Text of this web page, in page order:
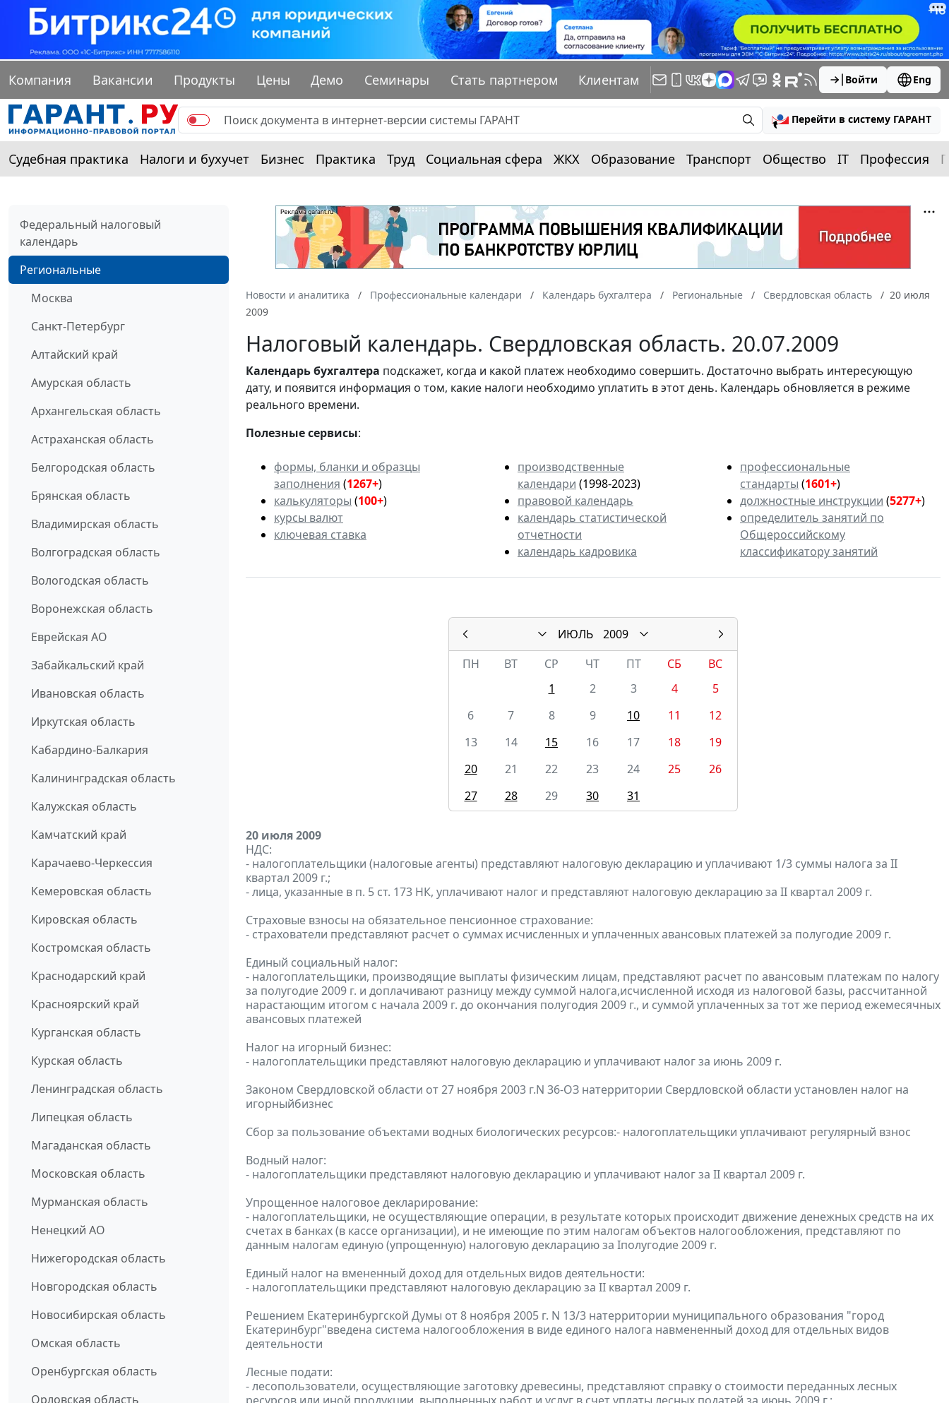
Компания Вакансии Продукты Цены Демо Семинары Стать партнером Клиентам Войти Eng
Перейти в систему ГАРАНТ
Судебная практика Налоги и бухучет Бизнес Практика Труд Социальная сфера ЖКХ Образование Транспорт Общество IT Профессия
Федеральный налоговый
календарь
Региональные
Москва
Санкт-Петербург
Алтайский край
Амурская область
Архангельская область
Астраханская область
Белгородская область
Брянская область
Владимирская область
Волгоградская область
Вологодская область
Воронежская область
Еврейская АО
Забайкальский край
Ивановская область
Иркутская область
Кабардино-Балкария
Калининградская область
Калужская область
Камчатский край
Карачаево-Черкессия
Кемеровская область
Кировская область
Костромская область
Краснодарский край
Красноярский край
Курганская область
Курская область
Ленинградская область
Липецкая область
Магаданская область
Московская область
Мурманская область
Ненецкий АО
Нижегородская область
Новгородская область
Новосибирская область
Омская область
Оренбургская область
Орловская область
Новости и аналитика Профессиональные календари Календарь бухгалтера Региональные Свердловская область
20 июля
2009
Налоговый календарь. Свердловская область. 20.07.2009
Календарьбухгалтера подскажет, когда и какой платеж необходимо совершить. Достаточно выбрать интересующую
дату, и появится информация о том, какие налоги необходимо уплатить в этот день. Календарь обновляется в режиме
реального времени.
Полезные сервисы:
формы, бланки и образцы
заполнения (1267+)
калькуляторы (100+)
курсы валют
ключевая ставка
производственные
календари (1998-2023)
правовой календарь
календарь статистической
отчетности
календарь кадровика
профессиональные
стандарты (1601+)
должностные инструкции (5277+)
определитель занятий по
Общероссийскому
классификатору занятий
ИЮЛЬ
2009
ПН
ВТ СР ЧТ ПТ СБ
ВС
1
2 3 4
5
6
7 8 9 10 11
12
13
14 15 16 17 18
19
20
21 22 23 24 25
26
27
28 29 30 31
20 июля 2009
НДС:
- налогоплательщики (налоговые агенты) представляют налоговую декларацию и уплачивают 1/3 суммы налога за II
квартал 2009 г.;
- лица, указанные в п. 5 ст. 173 НК, уплачивают налог и представляют налоговую декларацию за II квартал 2009 г.
Страховые взносы на обязательное пенсионное страхование:
- страхователи представляют расчет о суммах исчисленных и уплаченных авансовых платежей за полугодие 2009 г.
Единый социальный налог:
- налогоплательщики, производящие выплаты физическим лицам, представляют расчет по авансовым платежам по налогу
за полугодие 2009 г. и доплачивают разницу между суммой налога,исчисленной исходя из налоговой базы, рассчитанной
нарастающим итогом с начала 2009 г. до окончания полугодия 2009 г., и суммой уплаченных за тот же период ежемесячных
авансовых платежей
Налог на игорный бизнес:
- налогоплательщики представляют налоговую декларацию и уплачивают налог за июнь 2009 г.
Законом Свердловской области от 27 ноября 2003 г.N 36-ОЗ натерритории Свердловской области установлен налог на
игорныйбизнес
Сбор за пользование объектами водных биологических ресурсов:- налогоплательщики уплачивают регулярный взнос
Водный налог:
- налогоплательщики представляют налоговую декларацию и уплачивают налог за II квартал 2009 г.
Упрощенное налоговое декларирование:
- налогоплательщики, не осуществляющие операции, в результате которых происходит движение денежных средств на их
счетах в банках (в кассе организации), и не имеющие по этим налогам объектов налогообложения, представляют по
данным налогам единую (упрощенную) налоговую декларацию за Iполугодие 2009 г.
Единый налог на вмененный доход для отдельных видов деятельности:
- налогоплательщики представляют налоговую декларацию за II квартал 2009 г.
Решением Екатеринбургской Думы от 8 ноября 2005 г. N 13/3 натерритории муниципального образования "город
Екатеринбург"введена система налогообложения в виде единого налога навмененный доход для отдельных видов
деятельности
Лесные подати:
- лесопользователи, осуществляющие заготовку древесины, представляют справку о стоимости переданных лесных